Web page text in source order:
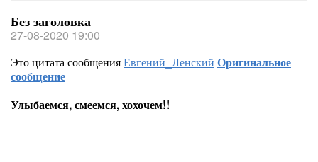
Без заголовка
27-08-2020 19:00
Это цитата сообщенияЕвгений_Ленский Оригинальное
сообщение
Улыбаемся, смеемся, хохочем!!